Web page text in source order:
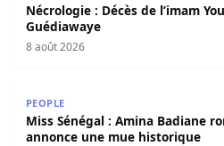
Nécrologie : Décès de l’imam
Guédiawaye
8 août 2026
PEOPLE
Miss Sénégal : Amina Badiane
annonce une mue historique